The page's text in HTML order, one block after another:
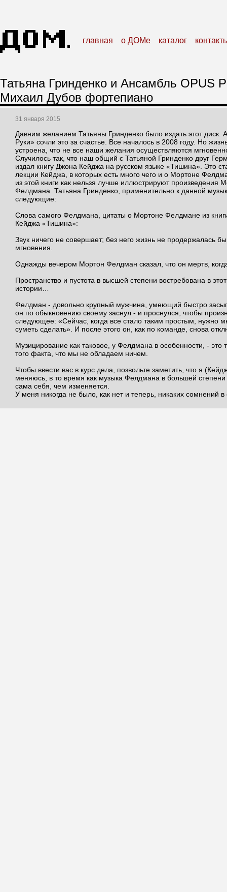
главная о ДОМе каталог
Татьяна Гринденко и Ансамбль OPUS
Михаил Дубов фортепиано
31 января 2015
Давним желанием Татьяны Гринденко было издать этот диск.
Руки» сочли это за счастье. Все началось в 2008 году. Но
устроена, что не все наши желания осуществляются
Случилось так, что наш общий с Татьяной Гринденко друг
издал книгу Джона Кейджа на русском языке «Тишина». Это
лекции Кейджа, в которых есть много чего и о Мортоне
из этой книги как нельзя лучше иллюстрируют произведения
Фелдмана. Татьяна Гринденко, применительно к данной
следующие:
Слова самого Фелдмана, цитаты о Мортоне Фелдмане из
Кейджа «Тишина»:
Звук ничего не совершает; без него жизнь не продержалась
мгновения.
Однажды вечером Мортон Фелдман сказал, что он мертв,
Пространство и пустота в высшей степени востребована в
истории…
Фелдман - довольно крупный мужчина, умеющий быстро
он по обыкновению своему заснул - и проснулся, чтобы
следующее: «Сейчас, когда все стало таким простым, нужно
суметь сделать». И после этого он, как по команде, снова
Музицирование как таковое, у Фелдмана в особенности, - это
того факта, что мы не обладаем ничем.
Чтобы ввести вас в курс дела, позвольте заметить, что я
меняюсь, в то время как музыка Фелдмана в большей
сама себя, чем изменяется.
У меня никогда не было, как нет и теперь, никаких сомнений в